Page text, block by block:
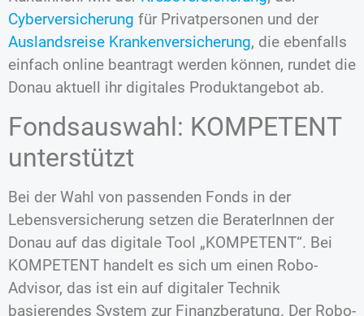
Cyberversicherung für Privatpersonen und der
Auslandsreise Krankenversicherung, die ebenfalls
einfach online beantragt werden können, rundet die
Donau aktuell ihr digitales Produktangebot ab.
Fondsauswahl: KOMPETENT
unterstützt
Bei der Wahl von passenden Fonds in der
Lebensversicherung setzen die BeraterInnen der
Donau auf das digitale Tool „KOMPETENT“. Bei
KOMPETENT handelt es sich um einen Robo-
Advisor, das ist ein auf digitaler Technik
basierendes System zur Finanzberatung. Der Robo-